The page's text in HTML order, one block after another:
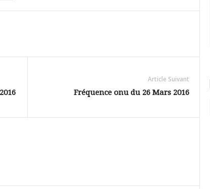
ou
diminuer
le
Article Suivant
Fréquence onu du 26 Mars 2016